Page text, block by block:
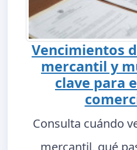
Vencimientos
mercantil y
clave para
Consulta cuándo
mercantil, qué